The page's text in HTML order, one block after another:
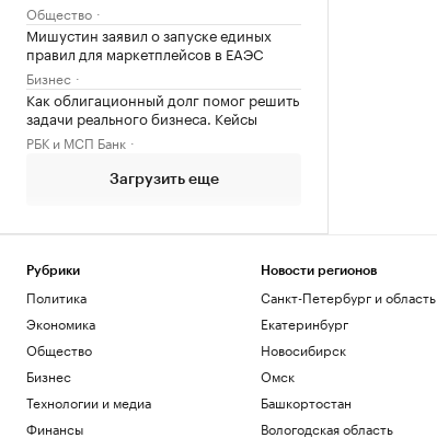
Общество
Мишустин заявил о запуске единых
правил для маркетплейсов в ЕАЭС
Бизнес
Как облигационный долг помог решить
задачи реального бизнеса. Кейсы
РБК и МСП Банк
Загрузить еще
Рубрики
Политика
Экономика
Общество
Бизнес
Технологии и медиа
Финансы
Новости регионов
Санкт-Петербург и область
Екатеринбург
Новосибирск
Омск
Башкортостан
Вологодская область